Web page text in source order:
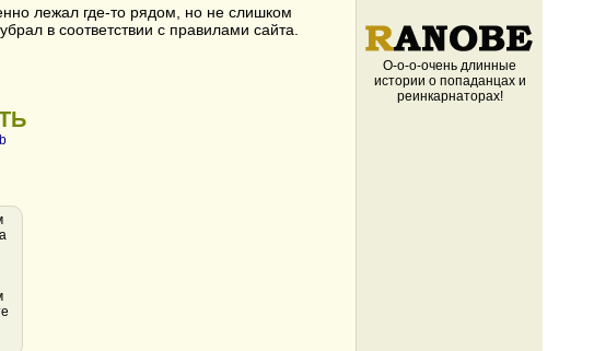
лежал где-то рядом, но не слишком
в соответствии с правилами сайта.
О-о-о-очень длинные
истории о попаданцах и
реинкарнаторах!